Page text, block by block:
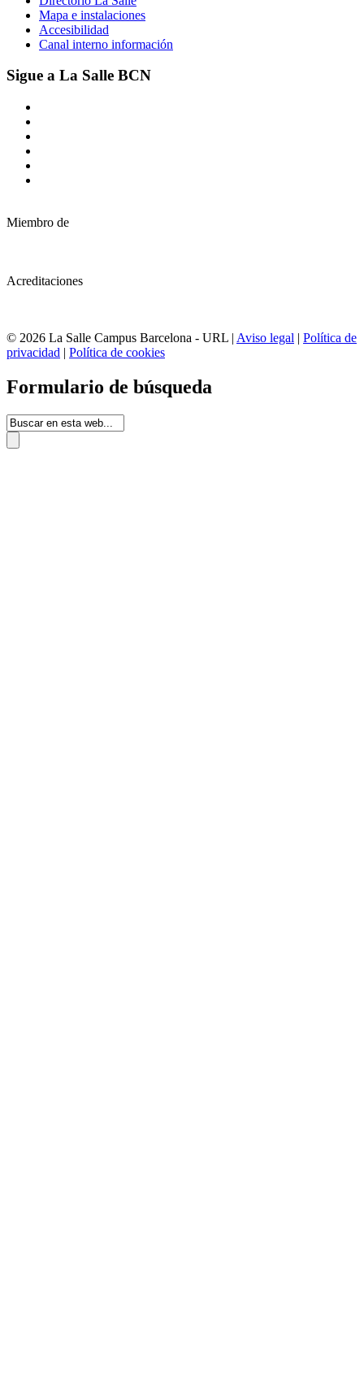
Mapa e instalaciones
Accesibilidad
Canal interno información
Sigue a La Salle BCN
Miembro de
Acreditaciones
© 2026 La Salle Campus Barcelona - URL | Aviso legal | Política de
privacidad | Política de cookies
Formulario de búsqueda